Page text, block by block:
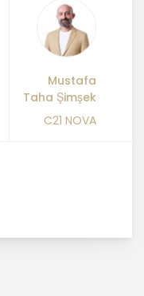
Mustafa
Taha Şimşek
C21 NOVA